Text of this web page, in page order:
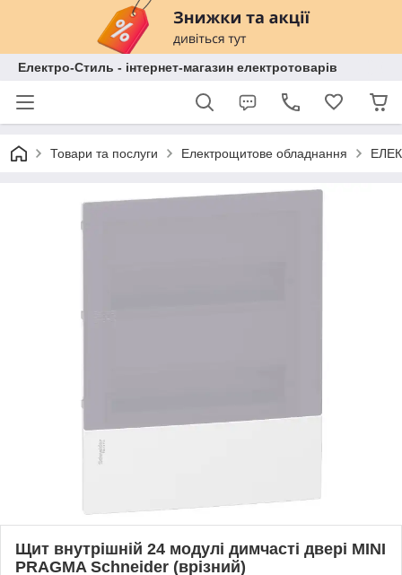
Електро-Стиль - інтернет-магазин електротоварів
Товари та послуги Електрощитове обладнання
Щит внутрішній 24 модулі димчасті двері MINI
PRAGMA Schneider (врізний)